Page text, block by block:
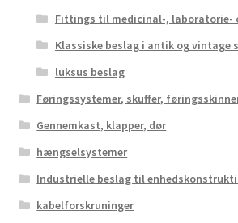
Fittings til medicinal-, laboratorie-
Klassiske beslag i antik og vintage
luksus beslag
Føringssystemer, skuffer,
Gennemkast, klapper, dør
hængselsystemer
Industrielle beslag til
kabelforskruninger